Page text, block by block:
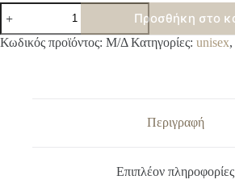
Άρωμα
τύπου
Oud
for
Προσθήκη στο
A
Κωδικός προϊόντος: Μ/Δ Κατηγορίες: unisex,
Περιγραφή
Επιπλέον πληροφορίες